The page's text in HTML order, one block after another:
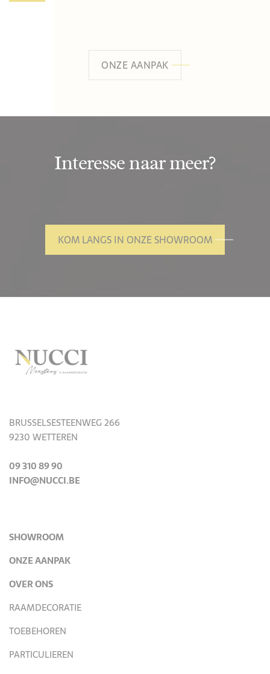
ONZE AANPAK
Interesse naar meer?
KOM LANGS IN ONZE SHOWROOM
BRUSSELSESTEENWEG 266
9230 WETTEREN
09 310 89 90
INFO@NUCCI.BE
SHOWROOM
ONZE AANPAK
OVER ONS
RAAMDECORATIE
TOEBEHOREN
PARTICULIEREN